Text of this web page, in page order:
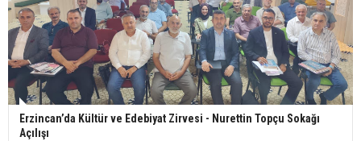
Erzincan’da Kültür ve Edebiyat Zirvesi - Nurettin Topçu Sokağı
Açılışı